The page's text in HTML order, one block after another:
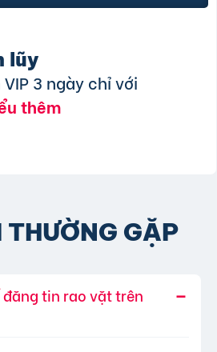
lũy
3 ngày chỉ với
thêm
THƯỜNG GẶP
tin rao vặt trên